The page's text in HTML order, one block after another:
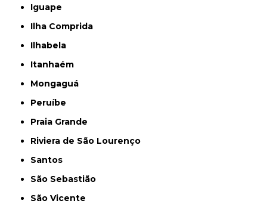
Iguape
Ilha Comprida
Ilhabela
Itanhaém
Mongaguá
Peruíbe
Praia Grande
Riviera de São Lourenço
Santos
São Sebastião
São Vicente